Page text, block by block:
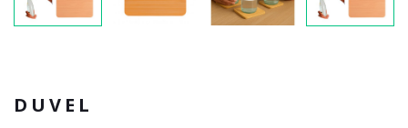
DUVEL